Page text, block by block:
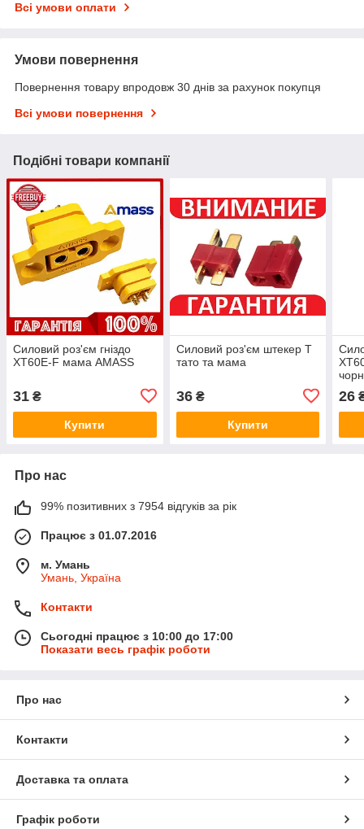
Всі умови оплати
Умови повернення
Повернення товару впродовж 30 днів за рахунок покупця
Всі умови повернення
Подібні товари компанії
Силовий роз'єм гніздо
XT60E-F мама AMASS
31 ₴
Купити
Силовий роз'єм штекер T
тато та мама
36₴
Купити
26
Про нас
99% позитивних з 7954 відгуків за рік
Працює з 01.07.2016
м. Умань
Умань, Україна
Контакти
Сьогодні працює з 10:00 до 17:00
Показати весь графік роботи
Про нас
Контакти
Доставка та оплата
Графік роботи